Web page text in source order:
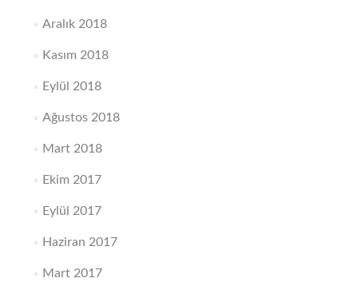
Aralık 2018
Kasım 2018
Eylül 2018
Ağustos 2018
Mart 2018
Ekim 2017
Eylül 2017
Haziran 2017
Mart 2017